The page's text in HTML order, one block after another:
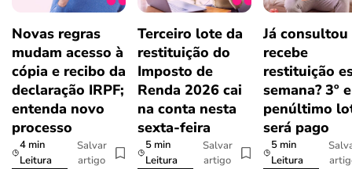
Novas regras
mudam acesso à
cópia e recibo da
declaração IRPF;
entenda novo
processo
4 min
Leitura
Salvar
artigo
Terceiro lote da
restituição do
Imposto de
Renda 2026 cai
na conta nesta
sexta-feira
5 min
Leitura
Salvar
artigo
Já consultou
recebe
restituição
semana? 3º e
penúltimo
será pago
5 min
Leitura